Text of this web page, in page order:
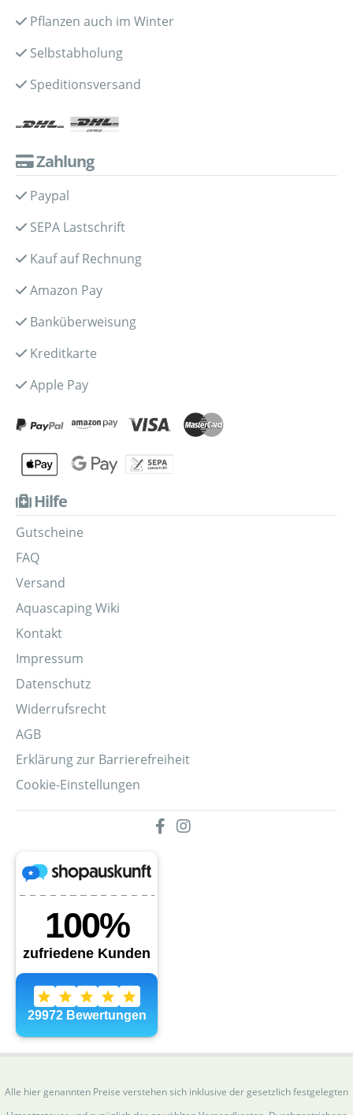
Pflanzen auch im Winter
Selbstabholung
Speditionsversand
Zahlung
Paypal
SEPA Lastschrift
Kauf auf Rechnung
Amazon Pay
Banküberweisung
Kreditkarte
Apple Pay
Hilfe
Gutscheine
FAQ
Versand
Aquascaping Wiki
Kontakt
Impressum
Datenschutz
Widerrufsrecht
AGB
Erklärung zur Barrierefreiheit
Cookie-Einstellungen
Alle hier genannten Preise verstehen sich inklusive der gesetzlich festgelegten